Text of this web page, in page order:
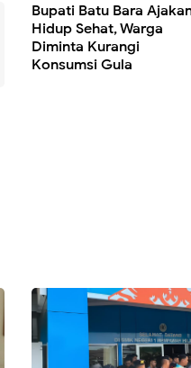
Bupati Batu Bara
Hidup Sehat, Warga
Diminta Kurangi
Konsumsi Gula